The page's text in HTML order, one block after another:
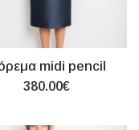
midi pencil
380.00€